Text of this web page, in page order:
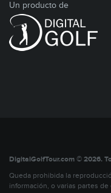
Un producto de
DigitalGolfTour.com © 2026.
Queda prohibida la
información, o varias partes